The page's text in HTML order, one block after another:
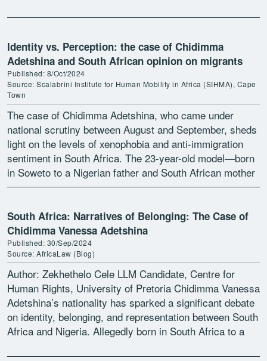
Identity vs. Perception: the case of Chidimma
Adetshina and South African opinion on migrants
Published: 8/Oct/2024
Source: Scalabrini Institute for Human Mobility in Africa (SIHMA), Cape
Town
The case of Chidimma Adetshina, who came under
national scrutiny between August and September, sheds
light on the levels of xenophobia and anti-immigration
sentiment in South Africa. The 23-year-old model—born
in Soweto to a Nigerian father and South African mother
—was […]
South Africa: Narratives of Belonging: The Case of
Chidimma Vanessa Adetshina
Published: 30/Sep/2024
Source: AfricaLaw (Blog)
Author: Zekhethelo Cele LLM Candidate, Centre for
Human Rights, University of Pretoria Chidimma Vanessa
Adetshina’s nationality has sparked a significant debate
on identity, belonging, and representation between South
Africa and Nigeria. Allegedly born in South Africa to a